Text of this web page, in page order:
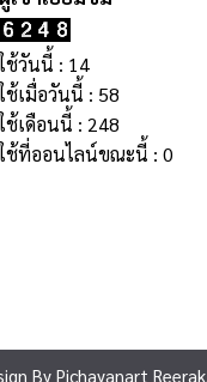
ช้วันนี้ : 14
ช้เมื่อวันนี้ : 58
ช้เดือนนี้ : 248
ช้ที่ออนไลน์ขณะนี้ : 0
By Pichayanart Reerak.